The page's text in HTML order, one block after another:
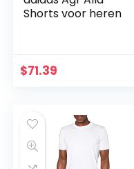
Shorts voor heren
$71.39